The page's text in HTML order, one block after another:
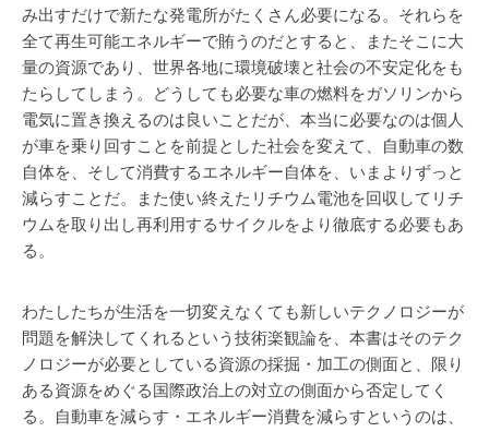
み出すだけで新たな発電所がたくさん必要になる。それらを
全て再生可能エネルギーで賄うのだとすると、またそこに大
量の資源であり、世界各地に環境破壊と社会の不安定化をも
たらしてしまう。どうしても必要な車の燃料をガソリンから
電気に置き換えるのは良いことだが、本当に必要なのは個人
が車を乗り回すことを前提とした社会を変えて、自動車の数
自体を、そして消費するエネルギー自体を、いまよりずっと
減らすことだ。また使い終えたリチウム電池を回収してリチ
ウムを取り出し再利用するサイクルをより徹底する必要もあ
る。
わたしたちが生活を一切変えなくても新しいテクノロジーが
問題を解決してくれるという技術楽観論を、本書はそのテク
ノロジーが必要としている資源の採掘・加工の側面と、限り
ある資源をめぐる国際政治上の対立の側面から否定してく
る。自動車を減らす・エネルギー消費を減らすというのは、